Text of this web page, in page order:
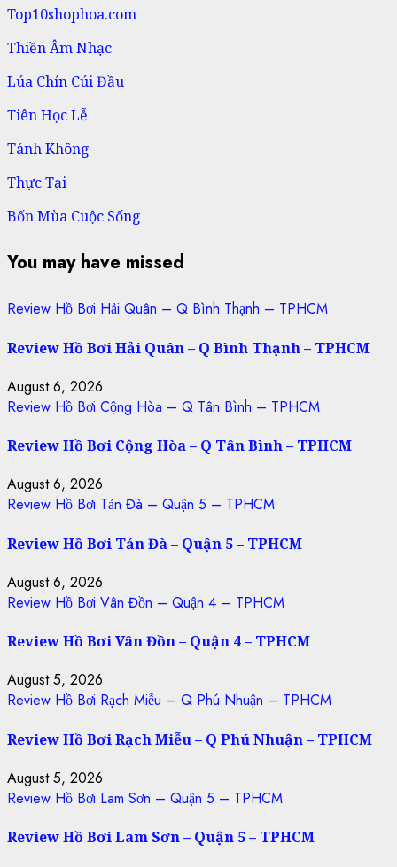
Top10shophoa.com
Thiền Âm Nhạc
Lúa Chín Cúi Đầu
Tiên Học Lễ
Tánh Không
Thực Tại
Bốn Mùa Cuộc Sống
You may have missed
Review Hồ Bơi Hải Quân – Q Bình Thạnh – TPHCM
Review Hồ Bơi Hải Quân – Q Bình Thạnh – TPHCM
August 6, 2026
Review Hồ Bơi Cộng Hòa – Q Tân Bình – TPHCM
Review Hồ Bơi Cộng Hòa – Q Tân Bình – TPHCM
August 6, 2026
Review Hồ Bơi Tản Đà – Quận 5 – TPHCM
Review Hồ Bơi Tản Đà – Quận 5 – TPHCM
August 6, 2026
Review Hồ Bơi Vân Đồn – Quận 4 – TPHCM
Review Hồ Bơi Vân Đồn – Quận 4 – TPHCM
August 5, 2026
Review Hồ Bơi Rạch Miễu – Q Phú Nhuận – TPHCM
Review Hồ Bơi Rạch Miễu – Q Phú Nhuận – TPHCM
August 5, 2026
Review Hồ Bơi Lam Sơn – Quận 5 – TPHCM
Review Hồ Bơi Lam Sơn – Quận 5 – TPHCM